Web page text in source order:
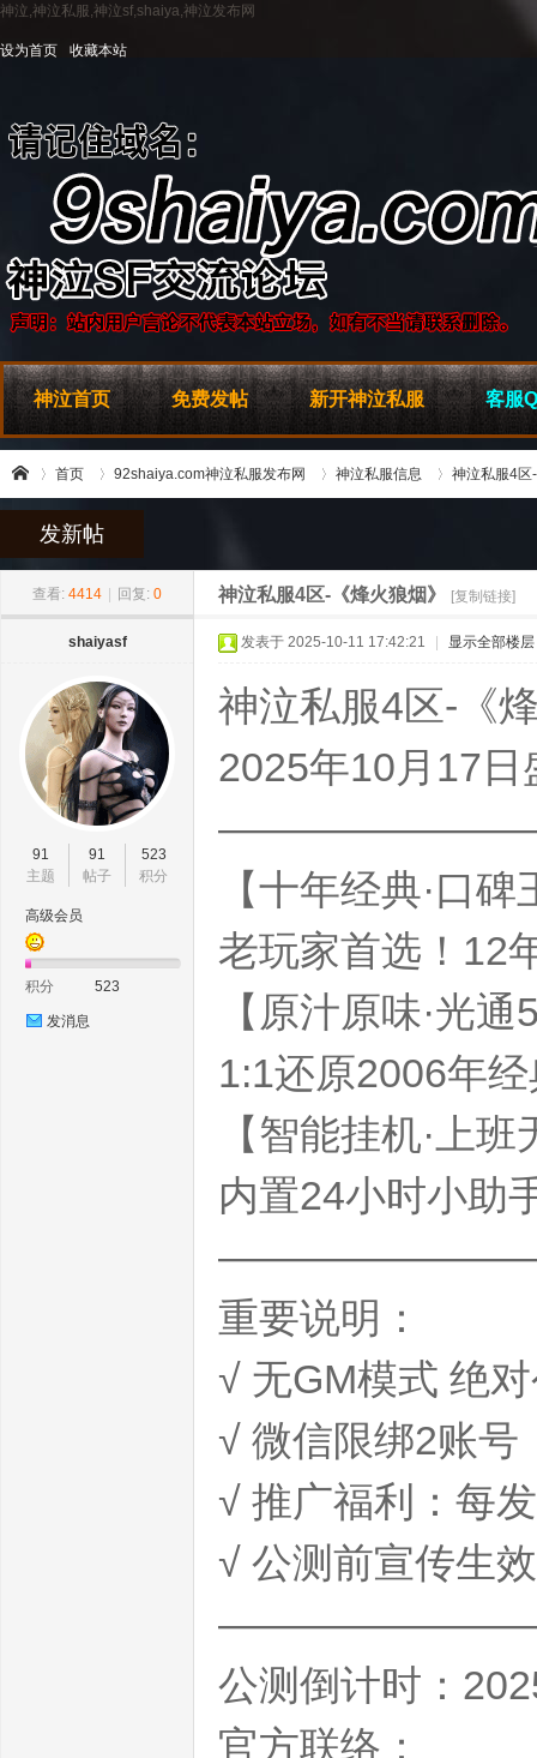
神泣,神泣私服,神泣sf,shaiya,神泣发布网
设为首页 收藏本站
神泣首页 免费发帖 新开神泣私服 客服
首页 92shaiya.com神泣私服发布网 神泣私服信息 神泣私服4区
发新帖
查看: 4414 回复: 0 神泣私服4区-《烽火狼烟》 [复制链接]
shaiyasf
91
主题
91
帖子
523
积分
高级会员
积分 523
发消息
发表于 2025-10-11 17:42:21 显示全部楼层
神泣私服4区-《
2025年10月17
【十年经典·口碑
老玩家首选！12
【原汁原味·光通
1:1还原2006年
【智能挂机·上班
内置24小时小助
重要说明：
√ 无GM模式 绝
√ 微信限绑2账号
√ 推广福利：每
√ 公测前宣传生
公测倒计时：
官方联络：